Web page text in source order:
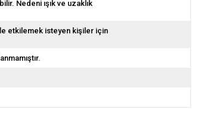
Nedeni ışık ve uzaklık
etkilemek isteyen kişiler için